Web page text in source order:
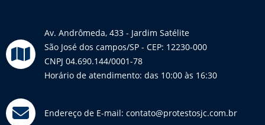
devidos somente quando: a) da desistência do protesto; b) do
pagamento ou aceite do título; c) do cancelamento do protesto; e d) da
sustação tornada definitiva.
Endereço:
Fone: (12) 3935-6600 |Fax:(12) 3935-6605 / (12) 3935-6609
Av. Andrômeda, 433 - Jardim Satélite
São José dos campos/SP - CEP: 12230-000
CNPJ 04.690.144/0001-78
Horário de atendimento: das 10:00 às 16:30
Endereço de E-mail: contato@protestosjc.com.br